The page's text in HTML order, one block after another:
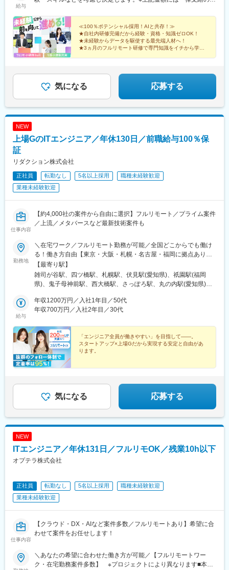
給与
（期間中は月給23万円以上で、その他の待遇に変更なし）☆経験
がある方は、現職・前職給与を考慮します。☆明確な評価制度あ
り。個人の頑張りに応じて評価します。【年収例】年収350万円
（経験0年）年収450万円（経験1年）年収750万円（経験2年）年
収1100万円（経験5年）
≪100％ポテンシャル採用！AIと共存！≫
★自社内研修完備だから経験・資格・知識ゼロOK！
★未経験からデータを駆使する最先端人材へ！
★3ヵ月のフルリモート研修で専門知識をイチから学べ
気になる 応募する
NEW
上場GのITエンジニア／年休130日／前職給与100％保
証
リダクション株式会社
正社員 転勤なし 5名以上採用
職種未経験歓迎
業種未経験歓迎
仕事内容
【約4,000社の案件から自由に選択】フルリモート／プライム案件
／上流／メタバースなど最新技術案件も
勤務地
＼在宅ワーク／フルリモート勤務が可能／全国どこからでも働け
る！働き方自由【東京・大阪・札幌・名古屋・福岡に拠点あり】
★在宅ワークOK！／希望を考慮し決定／転居を伴う転勤なし★海
外出張ありの案件もあります■本社：東京都豊島区高田2丁目17-
22 目白中野ビル 5階■大阪：大阪市西区新町1-6-23 四ツ橋大川ビ
ャステール■名古屋：愛知県名古屋市中区栄2-2-1 広小路伏見中駒
ビル■福岡：福岡県福岡市博多区博多駅前2-19-17 トーカン博多第
【最寄り駅】
雑司が谷駅、四ツ橋駅、札幌駅、伏見駅(愛知県)、祇園駅(福岡
県)、鬼子母神前駅、西大橋駅、さっぽろ駅、丸の内駅(愛知県)、
給与
年収1200万円／入社1年目／50代
年収700万円／入社2年目／30代
「エンジニア全員が働きやすい」を目指して――。
スタートアップ×上場Gだから実現する安定と自由があ
ります。
●安心の案件選択制
●リモートOK／年休130日／副業OK
気になる 応募する
NEW
ITエンジニア／年休131日／フルリモOK／残業10h以下
オプテラ株式会社
正社員 転勤なし 5名以上採用
職種未経験歓迎
業種未経験歓迎
仕事内容
【クラウド・DX・AIなど案件多数／フルリモートあり】希望に合
わせて案件をお任せします！
＼あなたの希望に合わせた働き方が可能／【フルリモートワー
ク・在宅勤務案件多数】 ※プロジェクトにより異なります■本